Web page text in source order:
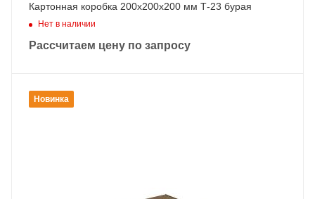
Картонная коробка 200х200х200 мм Т-23 бурая
Нет в наличии
Рассчитаем цену по запросу
Новинка